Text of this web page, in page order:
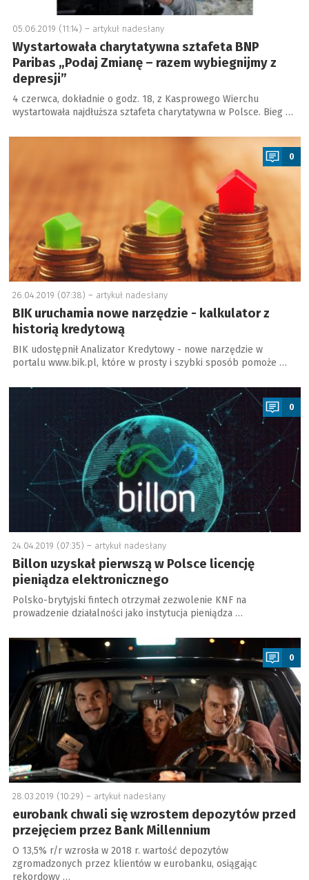
05.06.2019 (11:14) – artykuł nadesłany
Wystartowała charytatywna sztafeta BNP
Paribas „Podaj Zmianę – razem wybiegnijmy z
depresji”
4 czerwca, dokładnie o godz. 18, z Kasprowego Wierchu
wystartowała najdłuższa sztafeta charytatywna w Polsce. Bieg …
a
0
26.04.2019 (07:38) – artykuł nadesłany
BIK uruchamia nowe narzędzie - kalkulator z
historią kredytową
BIK udostępnił Analizator Kredytowy - nowe narzędzie w
portalu www.bik.pl, które w prosty i szybki sposób pomoże …
a
0
24.04.2019 (07:35) – artykuł nadesłany
Billon uzyskał pierwszą w Polsce licencję
pieniądza elektronicznego
Polsko-brytyjski fintech otrzymał zezwolenie KNF na
prowadzenie działalności jako instytucja pieniądza …
a
0
28.03.2019 (10:29) – artykuł nadesłany
eurobank chwali się wzrostem depozytów przed
przejęciem przez Bank Millennium
O 13,5% r/r wzrosła w 2018 r. wartość depozytów
zgromadzonych przez klientów w eurobanku, osiągając
rekordowy …